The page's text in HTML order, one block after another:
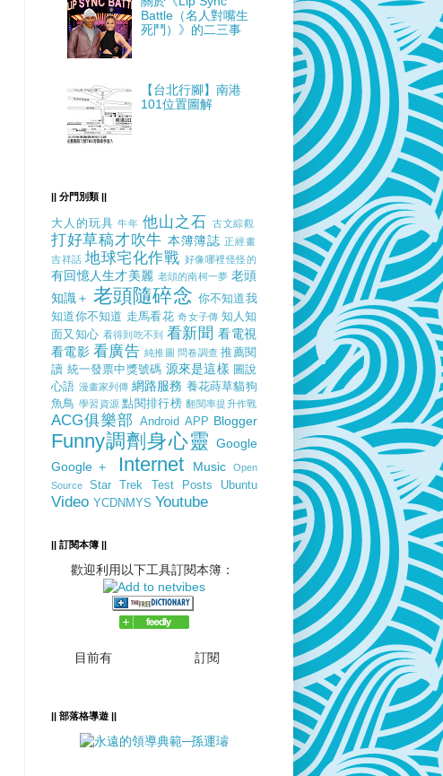
Battle（名人對嘴生
死鬥）》的二三事
【台北行腳】南港
101位置圖解
|| 分門別類 ||
大人的玩具 牛年 他山之石 古文綜觀
打好草稿才吹牛 本簿簿誌 正經畫
吉祥話 地球宅化作戰 好像哪裡怪怪的
有回憶人生才美麗 老頭的南柯一夢 老頭
知識＋ 老頭隨碎念 你不知道我
知道你不知道 走馬看花 奇女子傳 知人知
面又知心 看得到吃不到 看新聞 看電視
看電影 看廣告 純推圖 問卷調查 推薦閱
讀 統一發票中獎號碼 源來是這樣 圖說
心語 漫畫家列傳 網路服務 養花蒔草貓狗
魚鳥 學習資源 點閱排行榜 翻閱率提升作戰
ACG俱樂部 Android APP Blogger
Funny調劑身心靈 Google
Google＋
Internet Music
Open
Source
Star Trek Test Posts Ubuntu
Video YCDNMYS Youtube
|| 訂閱本簿 ||
歡迎利用以下工具訂閱本簿：
目前有 訂閱
|| 部落格導遊 ||